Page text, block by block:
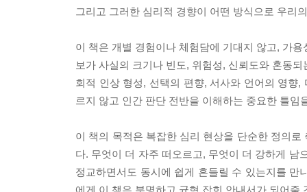
그리고 그러한 심리적 경향이 어떤 방식으로 우리
이 책은 개별 경험이나 체험담에 기대지 않고, 가
보가 사실의 크기나 빈도, 위험성, 신뢰도와 혼동
회적 인상 형성, 선택의 편향, 서사와 언어의 영향
르지 않고 인간 판단 전반을 이해하는 중요한 틀임
이 책의 목적은 복잡한 심리 현상을 단순한 정의
다. 무엇이 더 자주 떠오르고, 무엇이 더 강하게 남
정교하면서도 동시에 쉽게 흔들릴 수 있는지를
에게 이 책은 분명하고 균형 잡힌 안내서가 되어줄